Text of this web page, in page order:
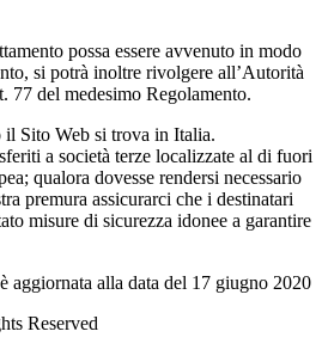
possa essere avvenuto in modo
si potrà inoltre rivolgere all’Autorità
77 del medesimo Regolamento.
Sito Web si trova in Italia.
a società terze localizzate al di fuori
qualora dovesse rendersi necessario
premura assicurarci che i destinatari
misure di sicurezza idonee a garantire
aggiornata alla data del 17 giugno 2020
Reserved